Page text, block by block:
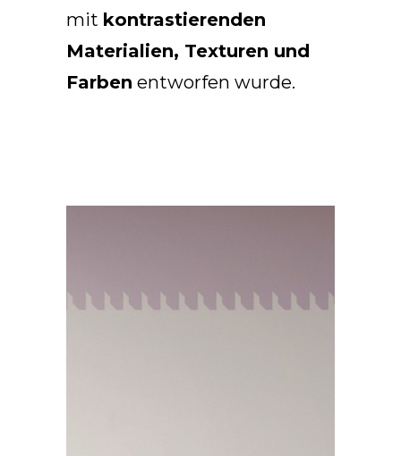
mit kontrastierenden
Materialien, Texturen und
Farben entworfen wurde.